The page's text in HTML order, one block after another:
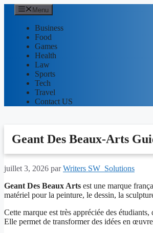
Aller
contenu
Menu
Business
Food
Games
Health
Law
Sports
Tech
Travel
Contact US
Geant Des Beaux-Arts
juillet 3, 2026 parWriters SW_Solutions
Geant Des Beaux Arts est une marque
matériel pour la peinture, le dessin, la
Cette marque est très appréciée des
Elle permet de transformer des idées en